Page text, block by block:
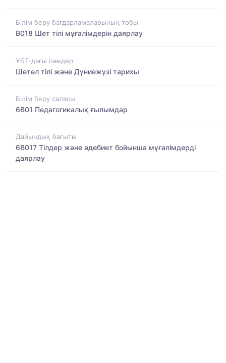
Білім беру бағдарламаларының тобы
B018 Шет тілі мұғалімдерін даярлау
ҰБТ-дағы пәндер
Шетел тілі және Дүниежүзі тарихы
Білім беру саласы
6B01 Педагогикалық ғылымдар
Дайындық бағыты
6B017 Тілдер және әдебиет бойынша мұғалімдерді
даярлау